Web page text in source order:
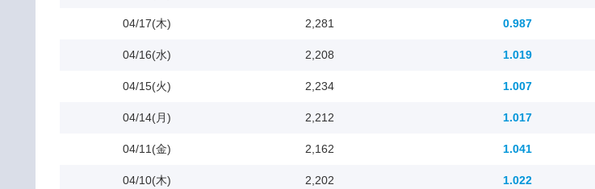
04/17(木) 2,281 0.987
04/16(水) 2,208 1.019
04/15(火) 2,234 1.007
04/14(月) 2,212 1.017
04/11(金) 2,162 1.041
04/10(木) 2,202 1.022